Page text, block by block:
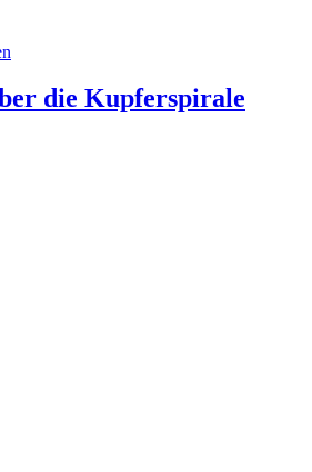
die Kupferspirale